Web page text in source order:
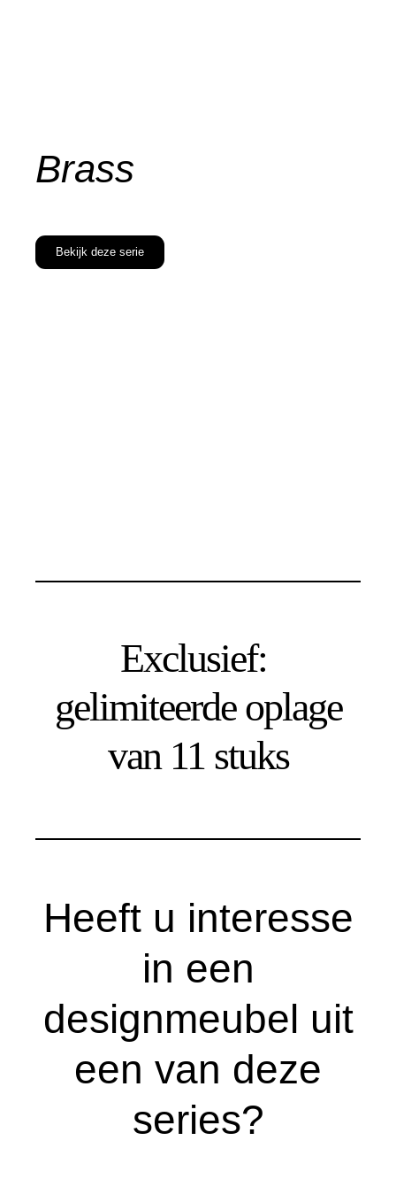
Brass
Bekijk deze serie
Exclusief:
gelimiteerde oplage
van 11 stuks
Heeft u interesse
in een
designmeubel uit
een van deze
series?